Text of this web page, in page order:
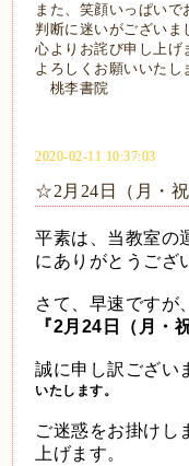
また、笑顔いっぱいで
判断に迷いがございま
心よりお詫び申し上げ
よろしくお願いいたし
桃李書院
2020-02-11 10:37:03
☆2月24日（月・
平素は、当教室の
にありがとうござ
さて、早速ですが
『2月24日（月・
誠に申し訳ござい
いたします。
ご迷惑をお掛けし
上げます。